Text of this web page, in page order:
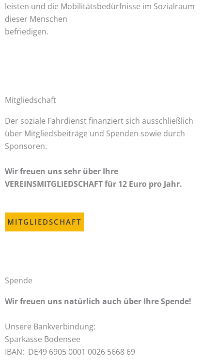
leisten und die Mobilitätsbedürfnisse im Sozialraum
dieser Menschen
befriedigen.
Mitgliedschaft
Der soziale Fahrdienst finanziert sich ausschließlich
über Mitgliedsbeiträge und Spenden sowie durch
Sponsoren.
Wir freuen uns sehr über Ihre
VEREINSMITGLIEDSCHAFT für 12 Euro pro Jahr.
MITGLIEDSCHAFT
Spende
Wir freuen uns natürlich auch über Ihre Spende!
Unsere Bankverbindung:
Sparkasse Bodensee
IBAN: DE49 6905 0001 0026 5668 69